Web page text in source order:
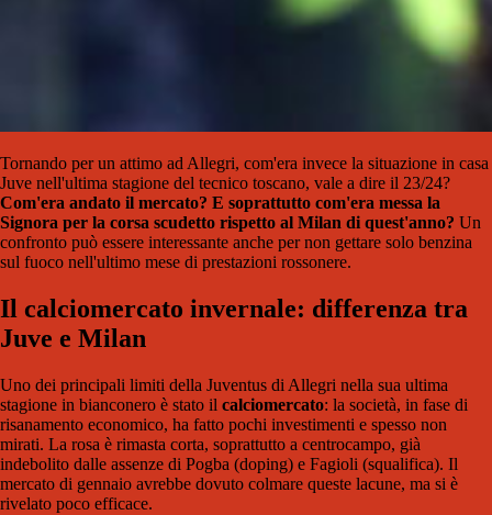
Tornando per un attimo ad Allegri, com'era invece la situazione in casa
Juve nell'ultima stagione del tecnico toscano, vale a dire il 23/24?
Com'era andato il mercato? E soprattutto com'era messa la
Signora per la corsa scudetto rispetto al Milan di quest'anno? Un
confronto può essere interessante anche per non gettare solo benzina
sul fuoco nell'ultimo mese di prestazioni rossonere.
Il calciomercato invernale: differenza tra
Juve e Milan
Uno dei principali limiti della Juventus di Allegri nella sua ultima
stagione in bianconero è stato il calciomercato: la società, in fase di
risanamento economico, ha fatto pochi investimenti e spesso non
mirati. La rosa è rimasta corta, soprattutto a centrocampo, già
indebolito dalle assenze di Pogba (doping) e Fagioli (squalifica). Il
mercato di gennaio avrebbe dovuto colmare queste lacune, ma si è
rivelato poco efficace.